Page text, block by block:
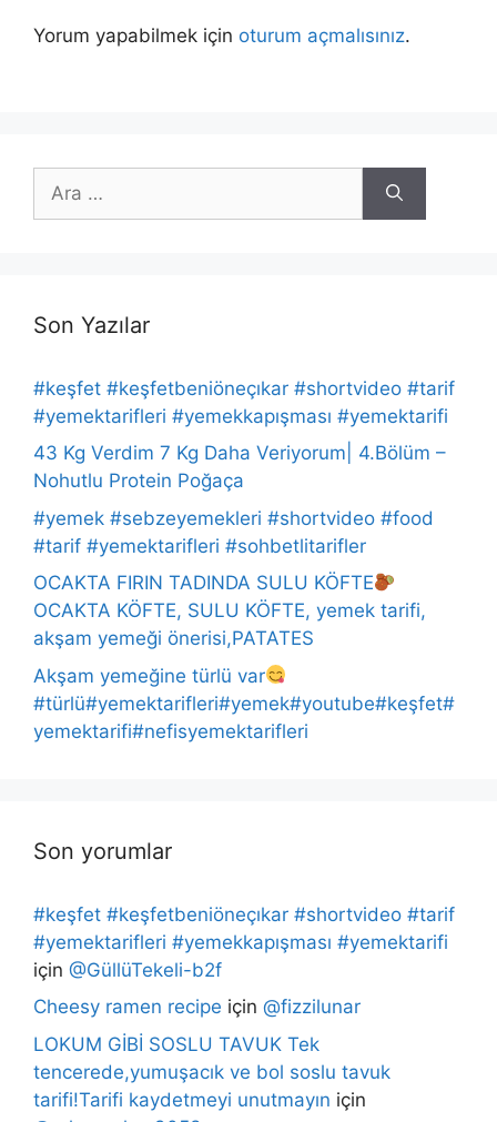
Yorum yapabilmek için oturum açmalısınız.
ara
Son Yazılar
#keşfet #keşfetbeniöneçıkar #shortvideo #tarif
#yemektarifleri #yemekkapışması #yemektarifi
43 Kg Verdim 7 Kg Daha Veriyorum| 4.Bölüm –
Nohutlu Protein Poğaça
#yemek #sebzeyemekleri #shortvideo #food
#tarif #yemektarifleri #sohbetlitarifler
OCAKTA FIRIN TADINDA SULU KÖFTE
OCAKTA KÖFTE, SULU KÖFTE, yemek tarifi,
akşam yemeği önerisi,PATATES
Akşam yemeğine türlü var
#türlü#yemektarifleri#yemek#youtube#keşfet#
yemektarifi#nefisyemektarifleri
Son yorumlar
#keşfet #keşfetbeniöneçıkar #shortvideo #tarif
#yemektarifleri #yemekkapışması #yemektarifi
için @GüllüTekeli-b2f
Cheesy ramen recipe için @fizzilunar
LOKUM GİBİ SOSLU TAVUK Tek
tencerede,yumuşacık ve bol soslu tavuk
tarifi!Tarifi kaydetmeyi unutmayın için